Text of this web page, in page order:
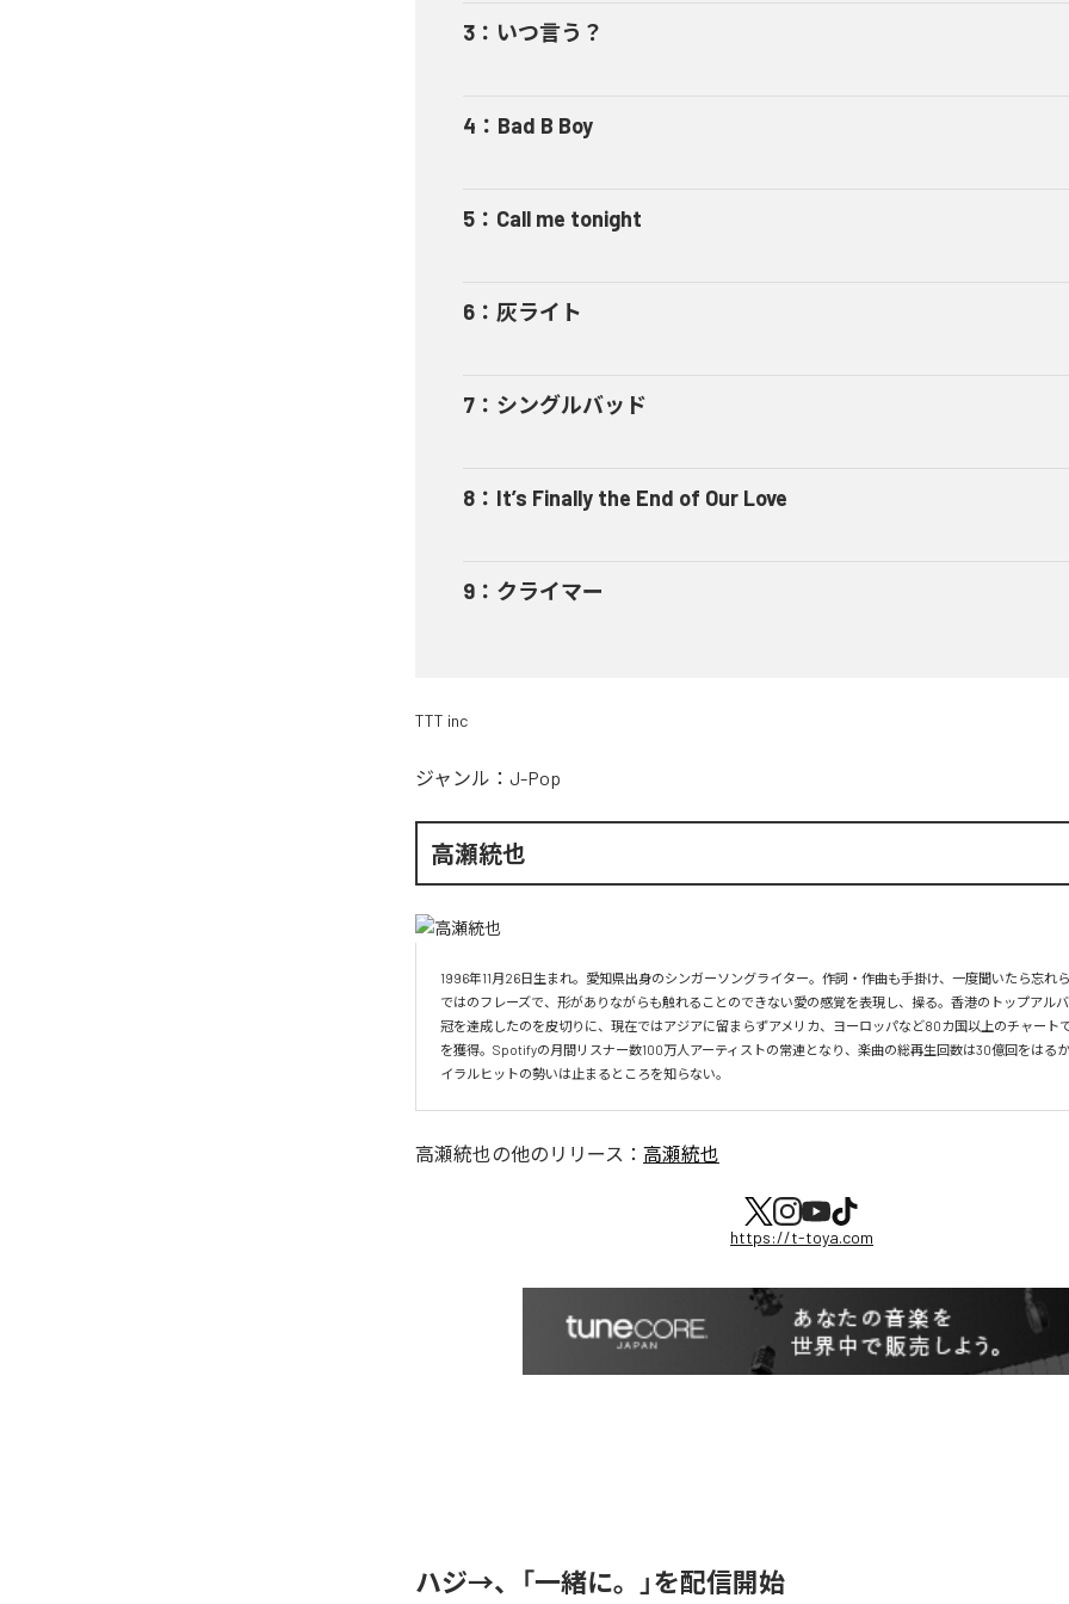
3 ： いつ言う？
4 ： Bad B Boy
5 ： Call me tonight
6 ： 灰ライト
7 ： シングルバッド
8 ： It’s Finally the End of Our Love
9 ： クライマー
TTT inc
ジャンル： J-Pop
高瀬統也
1996年11月26日生まれ。愛知県出身のシンガーソングライター。作詞・作曲も手掛け、一度聞いたら忘れ
ではのフレーズで、形がありながらも触れることのできない愛の感覚を表現し、操る。香港のトップアル
冠を達成したのを皮切りに、現在ではアジアに留まらずアメリカ、ヨーロッパなど80カ国以上のチャート
を獲得。Spotifyの月間リスナー数100万人アーティストの常連となり、楽曲の総再生回数は30億回をはる
イラルヒットの勢いは止まるところを知らない。
高瀬統也の他のリリース： 高瀬統也
https://t-toya.com
ハジ→、「一緒に。」を配信開始